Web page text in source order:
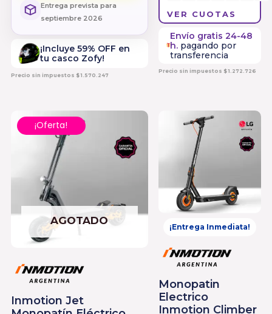
Entrega prevista para
septiembre 2026
¡Incluye 59% OFF en
tu casco Zofy!
Precio sin impuestos $1.570.247
VER CUOTAS
Envío gratis 24-48
h. pagando por
transferencia
Precio sin impuestos $1.272.726
¡Oferta!
AGOTADO
Inmotion Jet
El
precio
original
era:
$ 3.399.
actual
¡Entrega Inmediata!
Monopatin
Electrico
Inmotion Climber